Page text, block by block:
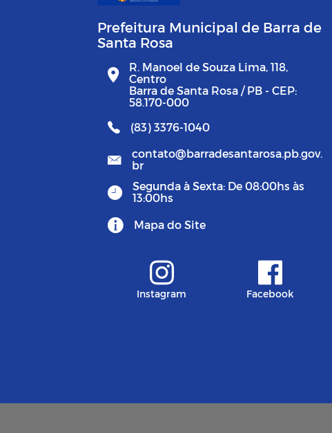
Prefeitura Municipal de Barra de
Santa Rosa
R. Manoel de Souza Lima, 118,
Centro
Barra de Santa Rosa / PB - CEP:
58.170-000
(83) 3376-1040
contato@barradesantarosa.pb.gov.
br
Segunda à Sexta: De 08:00hs às
13:00hs
Mapa do Site
Instagram Facebook